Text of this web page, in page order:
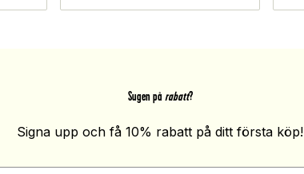
Sugen på rabatt?
Signa upp och få 10% rabatt på ditt första köp!